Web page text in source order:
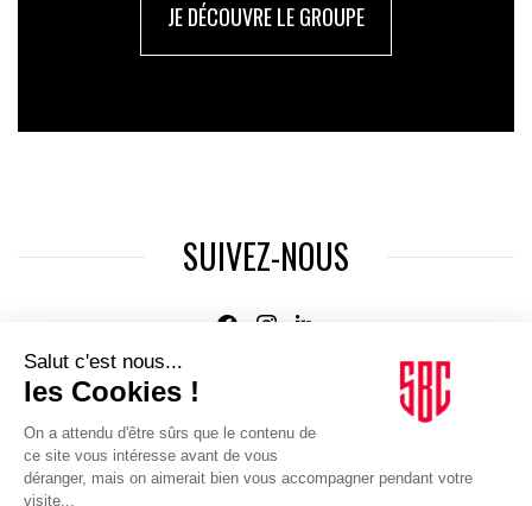
JE DÉCOUVRE LE GROUPE
SUIVEZ-NOUS